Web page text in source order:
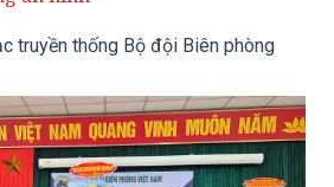
truyền thống Bộ đội Biên phòng